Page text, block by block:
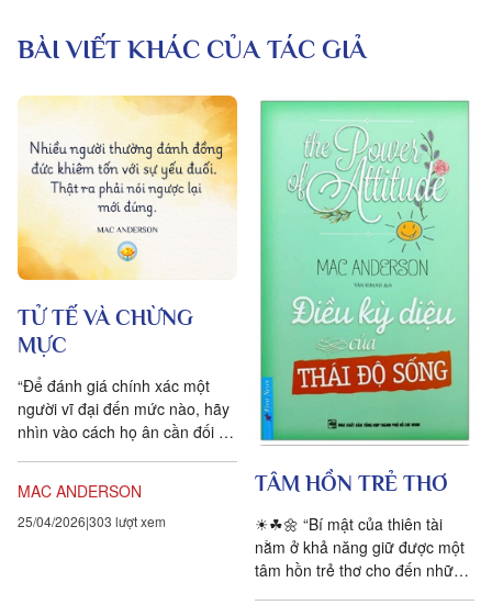
BÀI VIẾT KHÁC CỦA TÁC GIẢ
TỬ TẾ VÀ CHỪNG
MỰC
“Để đánh giá chính xác một
người vĩ đại đến mức nào, hãy
nhìn vào cách họ ân cần đối xử
MAC ANDERSON
25/04/2026 303 lượt xem
TÂM HỒN TRẺ THƠ
☀☘🌼 “Bí mật của thiên tài
nằm ở khả năng giữ được một
tâm hồn trẻ thơ cho đến những